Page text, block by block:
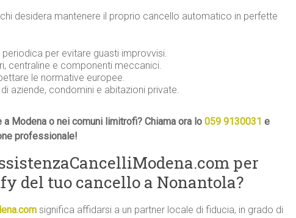
desidera mantenere il proprio cancello automatico in perfette
per evitare guasti improvvisi.
centraline e componenti meccanici.
le normative europee.
aziende, condomini e abitazioni private.
Modena o nei comuni limitrofi? Chiama ora lo 059 9130031 e
professionale!
per
del tuo cancello a Nonantola?
significa affidarsi a un partner locale di fiducia, in grado di